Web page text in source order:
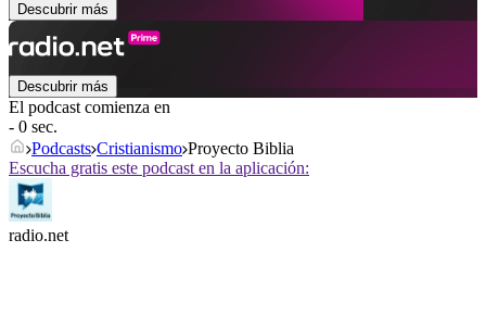
Descubrir más
Descubrir más
El podcast comienza en
- 0 sec.
Podcasts Cristianismo Proyecto Biblia
Escucha gratis este podcast en la aplicación:
radio.net